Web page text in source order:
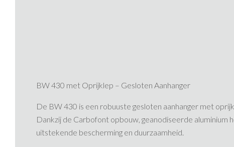
BW 430 met Oprijklep – Gesloten Aanhanger
De BW 430 is een robuuste gesloten aanhanger met
Dankzij de Carbofont opbouw, geanodiseerde aluminium
uitstekende bescherming en duurzaamheid.